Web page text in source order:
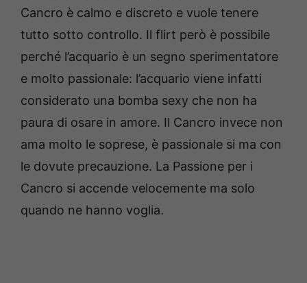
Cancro è calmo e discreto e vuole tenere
tutto sotto controllo. Il flirt però è possibile
perché l’acquario è un segno sperimentatore
e molto passionale: l’acquario viene infatti
considerato una bomba sexy che non ha
paura di osare in amore. Il Cancro invece non
ama molto le soprese, è passionale si ma con
le dovute precauzione. La Passione per i
Cancro si accende velocemente ma solo
quando ne hanno voglia.